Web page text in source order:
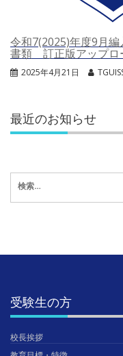
令和7(2025)年度9月
書類 訂正版アップロ
2025年4月21日
最近のお知らせ
索:
受験生の方
校長挨拶